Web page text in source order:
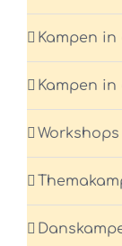
Kampen
Kampen
Workshops